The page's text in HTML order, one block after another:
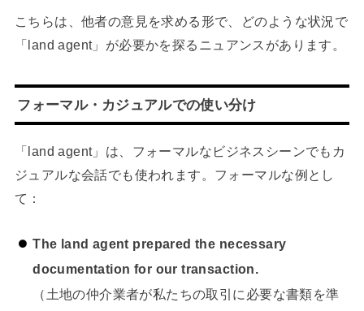
こちらは、他者の意見を求める形で、どのような状況で
「land agent」が必要かを探るニュアンスがあります。
フォーマル・カジュアルでの使い分け
「land agent」は、フォーマルなビジネスシーンでもカ
ジュアルな会話でも使われます。フォーマルな例とし
て：
The land agent prepared the necessary
documentation for our transaction.
（土地の仲介業者が私たちの取引に必要な書類を準